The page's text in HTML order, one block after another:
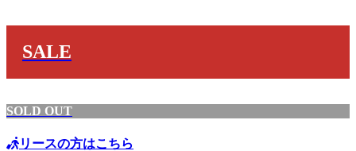
SALE
SOLD OUT
リースの方はこちら